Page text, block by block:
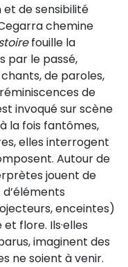
et de sensibilité
chemine
fouille la
par le passé,
de paroles,
de
invoqué sur scène
la fois fantômes,
elles interrogent
Autour de
jouent de
enceintes)
flore. Ils·elles
imaginent des
ne soient à venir.